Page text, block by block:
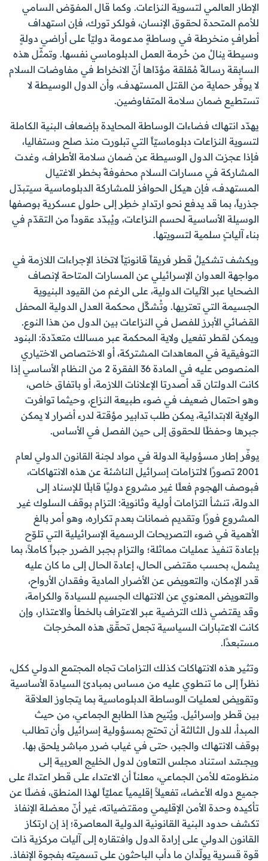
الإطار العالمي لتسوية النزاعات. وكما قال المفوّض السامي
للأمم المتحدة لحقوق الإنسان، فولكر تورك، فإن استهداف
أطرافٍ منخرطة في وساطةٍ مدعومة دوليّاً على أراضي دولةٍ
وسيطة ينالُ من حُرمة العمل الدبلوماسي نفسها. وتمثّل هذه
السابقة رسالةً مُقلقة مؤدّاها أنّ الانخراط في مفاوضات السلام
لا يوفّر حماية من القتل المستهدف، وأن الدول الوسيطة لا
تستطيع ضمان سلامة المتفاوضين.
يهدّد انتهاك فضاءات الوساطة المحايدة بإضعاف البنية الكاملة
لتسوية النزاعات دبلوماسيّاً التي تبلورت منذ صلح وستفاليا،
فإذا عجزت الدول الوسيطة عن ضمان سلامة الأطراف، وغدت
المشاركة في مسارات السلام محفوفةً بخطر الاغتيال
المستهدف، فإن هيكل الحوافز للمشاركة الدبلوماسية سيتبدّل
جذرياً، بما قد يدفع نحو ارتدادٍ خطِر إلى حلولٍ عسكرية بوصفها
الوسيلة الأساسية لحسم النزاعات، ويُبدّد عقوداً من التقدّم في
بناء آلياتٍ سلمية لتسويتها.
ويكشف تشكيلُ قطر فريقاً قانونيّاً لاتخاذ الإجراءات اللازمة في
مواجهة العدوان الإسرائيلي عن المسارات المتاحة لإنصاف
الضحايا عبر الآليات الدولية، على الرغم من القيود البنيوية
الجسيمة التي تعتريها. وتُشكِّل محكمة العدل الدولية المحفل
القضائي الأبرز للفصل في النزاعات بين الدول من هذا النوع.
ويمكن لقطر تفعيل ولاية المحكمة عبر مسالك متعدّدة: البنود
التوفيقية في المعاهدات المشتركة، أو الاختصاص الاختياري
المنصوص عليه في المادة 36 الفقرة 2 من النظام الأساسي إذا
كانت الدولتان قد أصدرتا الإعلانات اللازمة، أو باتفاق خاص،
وهو احتمال ضعيف في ضوء طبيعة النزاع، وحيثما توافرت
الولاية الابتدائية، يمكن طلب تدابير مؤقتة لدرء أضرار لا يمكن
جبرها وحفظًا للحقوق إلى حين الفصل في الأساس.
يوفّر إطار مسؤولية الدولة في مواد لجنة القانون الدولي لعام
2001 تصورًا لالتزامات إسرائيل الناشئة عن هذه الانتهاكات،
فبوصف الهجوم فعلًا غير مشروع دوليًا قابلًا للإسناد إلى
الدولة، تنشأ التزامات أولية وثانوية: التزام بوقف السلوك غير
المشروع فورًا وتقديم ضمانات بعدم تكراره، وهو أمر بالغ
الأهمية في ضوء التصريحات الرسمية الإسرائيلية التي تلوّح
بإعادة تنفيذ عمليات مماثلة؛ والتزام بجبر الضرر جبراً كاملاً، بما
يشمل، بحسب مقتضى الحال، إعادة الحال إلى ما كان عليه
قدر الإمكان، والتعويض عن الأضرار المادية وفقدان الأرواح،
والتعويض المعنوي عن الانتهاك الجسيم للسيادة والكرامة،
وقد يقتضي ذلك الترضية عبر الاعتراف بالخطأ والاعتذار، وإن
كانت الاعتبارات السياسية تجعل تحقّق هذه المخرجات
مستبعدًا.
وتثير هذه الانتهاكات كذلك التزامات تجاه المجتمع الدولي ككل،
نظراً إلى ما تنطوي عليه من مساس بمبادئ السيادة الأساسية
وتقويض لعمليات الوساطة الدبلوماسية بما يتجاوز العلاقة
بين قطر وإسرائيل. ويُتيح هذا الطابع الجماعي، من حيث
المبدأ، للدول الثالثة أن تحتج بمسؤولية إسرائيل وأن تطالب
بوقف الانتهاك والجبر، حتى في غياب ضرر مباشر يلحق بها.
ويجسّد استناد مجلس التعاون لدول الخليج العربية إلى
منظومته للأمن الجماعي، معلناً أن الاعتداء على قطر اعتداءٌ على
جميع دوله الأعضاء، تفعيلاً إقليمياً عمليّاً لهذا المنطق، فضلًا عن
تأكيده وحدة الأمن الإقليمي ومقتضياته، غير أنّ معضلة الإنفاذ
تكشف حدود البنية القانونية الدولية المعاصرة؛ إذ إن ارتكاز
القانون الدولي على إرادة الدول وافتقاره إلى آليات مركزية ذات
قوة قسرية يولّدان ما دأب الباحثون على تسميته بفجوة الإنفاذ.